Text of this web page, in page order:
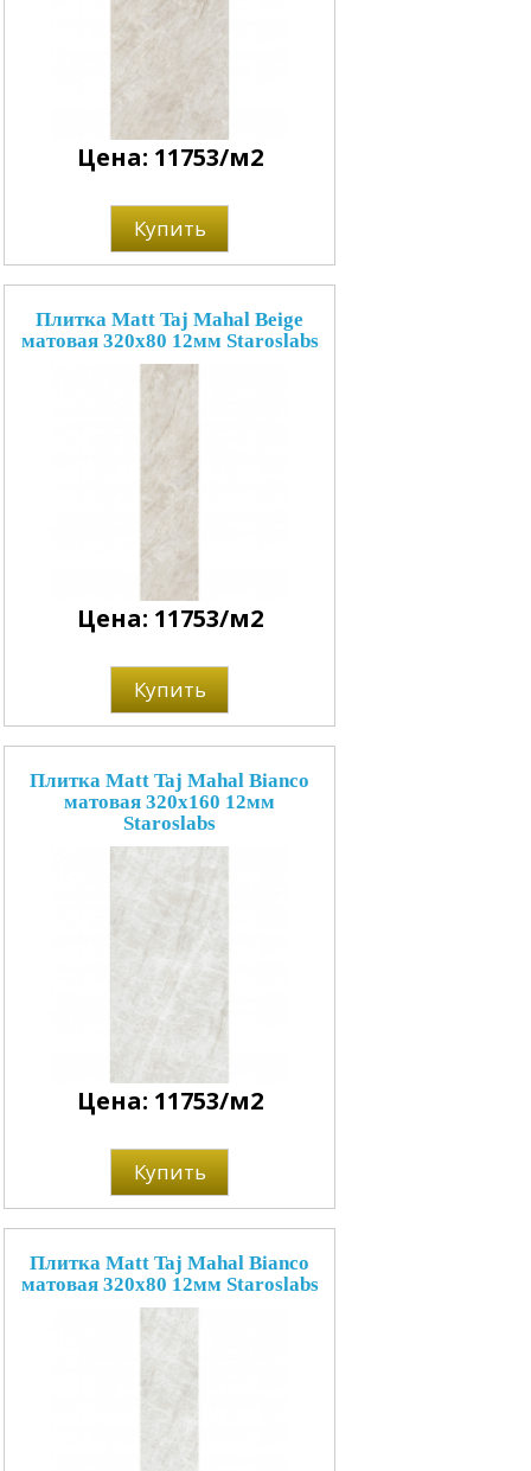
Цена: 11753/м2
Купить
Плитка Matt Taj Mahal Beige
матовая 320x80 12мм Staroslabs
Цена: 11753/м2
Купить
Плитка Matt Taj Mahal Bianco
матовая 320x160 12мм
Staroslabs
Цена: 11753/м2
Купить
Плитка Matt Taj Mahal Bianco
матовая 320x80 12мм Staroslabs